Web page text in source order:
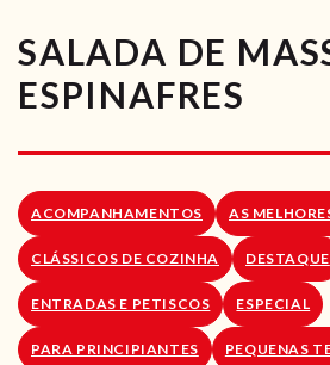
VÍDEOS
RECEITAS
LOJA
BLOG
SALADA DE
ESPINAFRES
ACOMPANHAMENTOS AS
CLÁSSICOS DE COZINHA DESTAQUE
ENTRADAS E PETISCOS ESPECIAL
PARA PRINCIPIANTES PEQUENAS